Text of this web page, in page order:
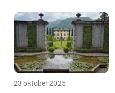
23 oktober 2025